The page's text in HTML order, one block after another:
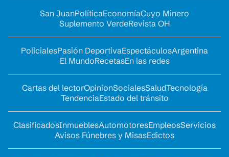
San JuanPolíticaEconomíaCuyo Minero
Suplemento VerdeRevista OH
PolicialesPasión DeportivaEspectáculosArgentina
El MundoRecetasEn las redes
Cartas del lectorOpinionSocialesSaludTecnología
TendenciaEstado del tránsito
ClasificadosInmueblesAutomotoresEmpleosServicios
Avisos Fúnebres y MisasEdictos